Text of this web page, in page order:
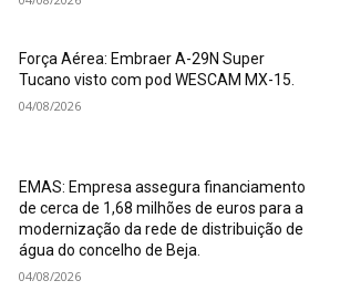
Força Aérea: Embraer A-29N Super
Tucano visto com pod WESCAM MX-15.
04/08/2026
EMAS: Empresa assegura financiamento
de cerca de 1,68 milhões de euros para a
modernização da rede de distribuição de
água do concelho de Beja.
04/08/2026